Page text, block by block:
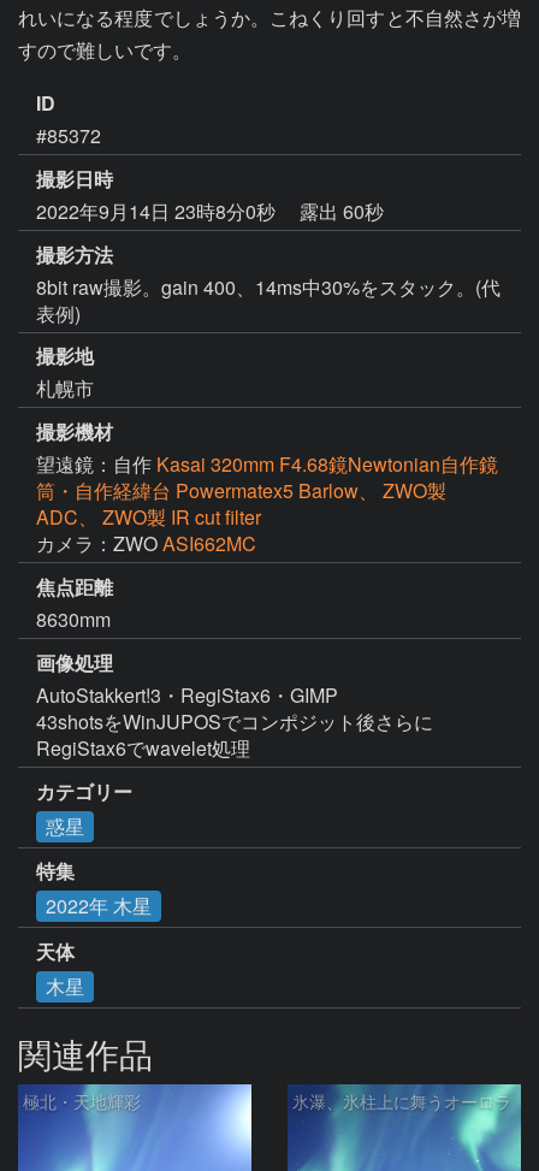
れいになる程度でしょうか。こねくり回すと不自然さが増
すので難しいです。
ID
#85372
撮影日時
2022年9月14日 23時8分0秒
露出 60秒
撮影方法
8bit raw撮影。gain 400、14ms中30%をスタック。(代
表例)
撮影地
札幌市
撮影機材
望遠鏡：自作 Kasai 320mm F4.68鏡Newtonian自作鏡
筒・自作経緯台 Powermatex5 Barlow、 ZWO製
ADC、 ZWO製 IR cut filter
カメラ：ZWOASI662MC
焦点距離
8630mm
画像処理
AutoStakkert!3・RegiStax6・GIMP
43shotsをWinJUPOSでコンポジット後さらに
RegiStax6でwavelet処理
カテゴリー
惑星
特集
2022年 木星
天体
木星
関連作品
極北・天地輝彩 氷瀑、氷柱上に舞うオーロラ